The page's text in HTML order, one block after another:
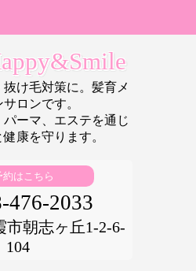
け毛対策に。髪育メ
ロンです。
ーマ、エステを通じ
健康を守ります。
約はこちら
2033
朝志ヶ丘1-2-6-
104